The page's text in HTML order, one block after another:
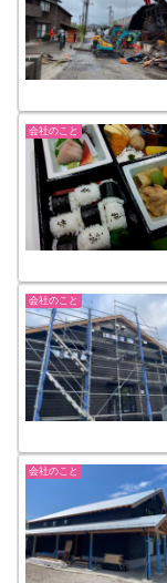
会社のこと
会社のこと
会社のこと